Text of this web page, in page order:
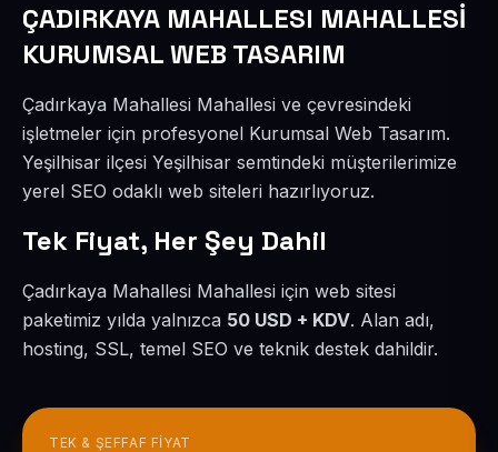
ÇADIRKAYA MAHALLESI MAHALLESİ
KURUMSAL WEB TASARIM
Çadırkaya Mahallesi Mahallesi ve çevresindeki
işletmeler için profesyonel Kurumsal Web Tasarım.
Yeşilhisar ilçesi Yeşilhisar semtindeki müşterilerimize
yerel SEO odaklı web siteleri hazırlıyoruz.
Tek Fiyat, Her Şey Dahil
Çadırkaya Mahallesi Mahallesi için web sitesi
paketimiz yılda yalnızca 50 USD + KDV. Alan adı,
hosting, SSL, temel SEO ve teknik destek dahildir.
TEK & ŞEFFAF FIYAT